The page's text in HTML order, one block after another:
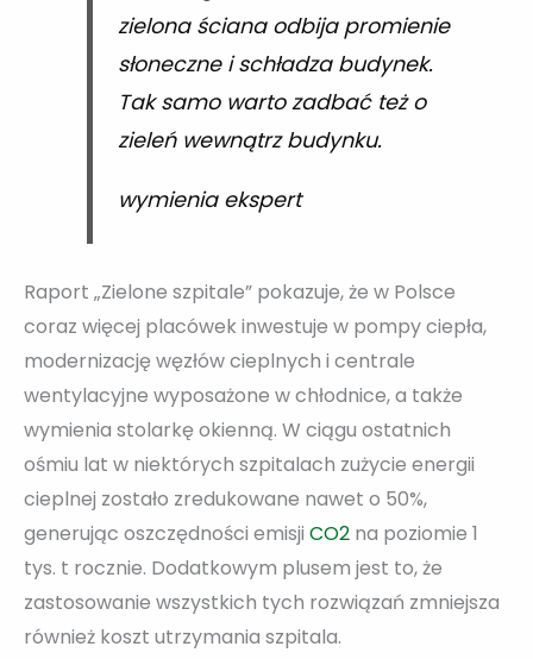
zielona ściana odbija promienie
słoneczne i schładza budynek.
Tak samo warto zadbać też o
zieleń wewnątrz budynku.
wymienia ekspert
Raport „Zielone szpitale” pokazuje, że w Polsce
coraz więcej placówek inwestuje w pompy ciepła,
modernizację węzłów cieplnych i centrale
wentylacyjne wyposażone w chłodnice, a także
wymienia stolarkę okienną. W ciągu ostatnich
ośmiu lat w niektórych szpitalach zużycie energii
cieplnej zostało zredukowane nawet o 50%,
generując oszczędności emisji CO2 na poziomie 1
tys. t rocznie. Dodatkowym plusem jest to, że
zastosowanie wszystkich tych rozwiązań zmniejsza
również koszt utrzymania szpitala.